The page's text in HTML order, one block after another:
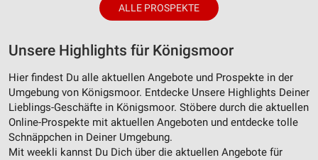
ALLE PROSPEKTE
Unsere Highlights für Königsmoor
Hier findest Du alle aktuellen Angebote und Prospekte in der
Umgebung von Königsmoor. Entdecke Unsere Highlights Deiner
Lieblings-Geschäfte in Königsmoor. Stöbere durch die aktuellen
Online-Prospekte mit aktuellen Angeboten und entdecke tolle
Schnäppchen in Deiner Umgebung.
Mit weekli kannst Du Dich über die aktuellen Angebote für